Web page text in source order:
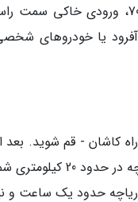
آباد، به محدوده دریاچه خواهید رسید. در نزدیکی
یا خودروهای شخصی
قم - تهران شوید و سپس مسیر را
حدود یک ساعت و